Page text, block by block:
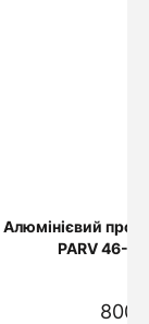
Алюмінієвий
PARV 46-
800